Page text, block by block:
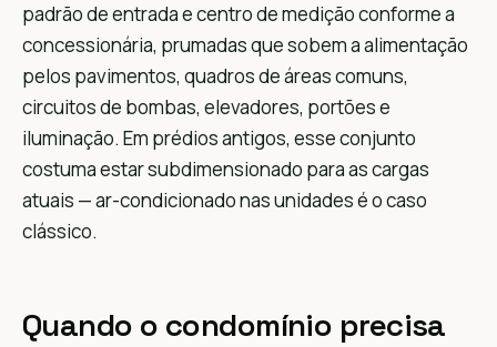
padrão de entrada e centro de medição conforme a
concessionária, prumadas que sobem a alimentação
pelos pavimentos, quadros de áreas comuns,
circuitos de bombas, elevadores, portões e
iluminação. Em prédios antigos, esse conjunto
costuma estar subdimensionado para as cargas
atuais — ar-condicionado nas unidades é o caso
clássico.
Quando o condomínio precisa